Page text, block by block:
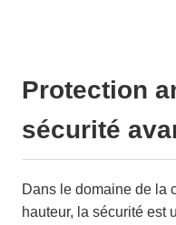
Protection
sécurité
Dans le domaine de la
hauteur, la sécurité est